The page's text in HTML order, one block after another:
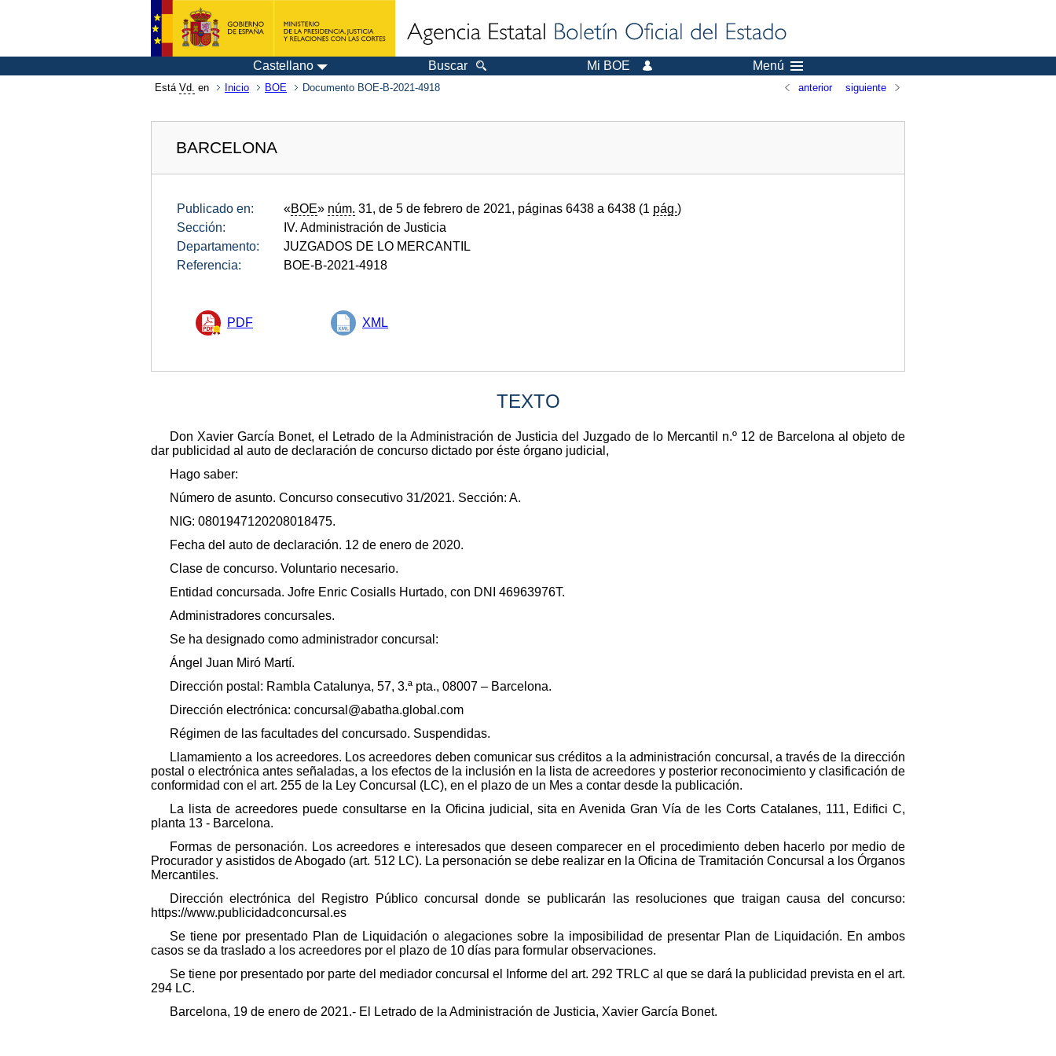
Castellano Buscar Mi BOE Menú
Está Vd. en Inicio BOE Documento BOE-B-2021-4918 anterior siguiente
BARCELONA
Publicado en: «BOE» núm. 31, de 5 de febrero de 2021, páginas 6438 a 6438 (1 pág.)
Sección:
IV. Administración de Justicia
Departamento:
JUZGADOS DE LO MERCANTIL
Referencia:
BOE-B-2021-4918
PDF XML
TEXTO
Don Xavier García Bonet, el Letrado de la Administración de Justicia del Juzgado de lo Mercantil n.º 12 de Barcelona al objeto de
dar publicidad al auto de declaración de concurso dictado por éste órgano judicial,
Hago saber:
Número de asunto. Concurso consecutivo 31/2021. Sección: A.
NIG: 0801947120208018475.
Fecha del auto de declaración. 12 de enero de 2020.
Clase de concurso. Voluntario necesario.
Entidad concursada. Jofre Enric Cosialls Hurtado, con DNI 46963976T.
Administradores concursales.
Se ha designado como administrador concursal:
Ángel Juan Miró Martí.
Dirección postal: Rambla Catalunya, 57, 3.ª pta., 08007 – Barcelona.
Dirección electrónica: concursal@abatha.global.com
Régimen de las facultades del concursado. Suspendidas.
Llamamiento a los acreedores. Los acreedores deben comunicar sus créditos a la administración concursal, a través de la dirección
postal o electrónica antes señaladas, a los efectos de la inclusión en la lista de acreedores y posterior reconocimiento y clasificación de
conformidad con el art. 255 de la Ley Concursal (LC), en el plazo de un Mes a contar desde la publicación.
La lista de acreedores puede consultarse en la Oficina judicial, sita en Avenida Gran Vía de les Corts Catalanes, 111, Edifici C,
planta 13 - Barcelona.
Formas de personación. Los acreedores e interesados que deseen comparecer en el procedimiento deben hacerlo por medio de
Procurador y asistidos de Abogado (art. 512 LC). La personación se debe realizar en la Oficina de Tramitación Concursal a los Órganos
Mercantiles.
Dirección electrónica del Registro Público concursal donde se publicarán las resoluciones que traigan causa del concurso:
https://www.publicidadconcursal.es
Se tiene por presentado Plan de Liquidación o alegaciones sobre la imposibilidad de presentar Plan de Liquidación. En ambos
casos se da traslado a los acreedores por el plazo de 10 días para formular observaciones.
Se tiene por presentado por parte del mediador concursal el Informe del art. 292 TRLC al que se dará la publicidad prevista en el art.
294 LC.
Barcelona, 19 de enero de 2021.- El Letrado de la Administración de Justicia, Xavier García Bonet.